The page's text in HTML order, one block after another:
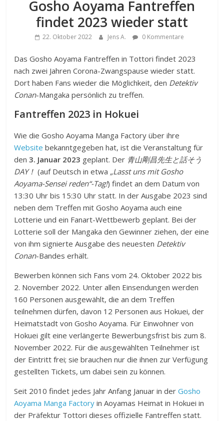
Gosho Aoyama Fantreffen
findet 2023 wieder statt
22. Oktober 2022 Jens A. 0 Kommentare
Das Gosho Aoyama Fantreffen in Tottori findet 2023
nach zwei Jahren Corona-Zwangspause wieder statt.
Dort haben Fans wieder die Möglichkeit, den Detektiv
Conan-Mangaka persönlich zu treffen.
Fantreffen 2023 in Hokuei
Wie die Gosho Aoyama Manga Factory über ihre
Website bekanntgegeben hat, ist die Veranstaltung für
den3. Januar 2023 geplant. Der 青山剛昌先生と話そう
DAY！ (auf Deutsch in etwa „Lasst uns mit Gosho
Aoyama-Sensei reden“-Tag!) findet an dem Datum von
13:30 Uhr bis 15:30 Uhr statt. In der Ausgabe 2023 sind
neben dem Treffen mit Gosho Aoyama auch eine
Lotterie und ein Fanart-Wettbewerb geplant. Bei der
Lotterie soll der Mangaka den Gewinner ziehen, der eine
von ihm signierte Ausgabe des neuesten Detektiv
Conan-Bandes erhält.
Bewerben können sich Fans vom 24. Oktober 2022 bis
2. November 2022. Unter allen Einsendungen werden
160 Personen ausgewählt, die an dem Treffen
teilnehmen dürfen, davon 12 Personen aus Hokuei, der
Heimatstadt von Gosho Aoyama. Für Einwohner von
Hokuei gilt eine verlängerte Bewerbungsfrist bis zum 8.
November 2022. Für die ausgewählten Teilnehmer ist
der Eintritt frei; sie brauchen nur die ihnen zur Verfügung
gestellten Tickets, um dabei sein zu können.
Seit 2010 findet jedes Jahr Anfang Januar in derGosho
Aoyama Manga Factory in Aoyamas Heimat in Hokuei in
der Präfektur Tottori dieses offizielle Fantreffen statt.